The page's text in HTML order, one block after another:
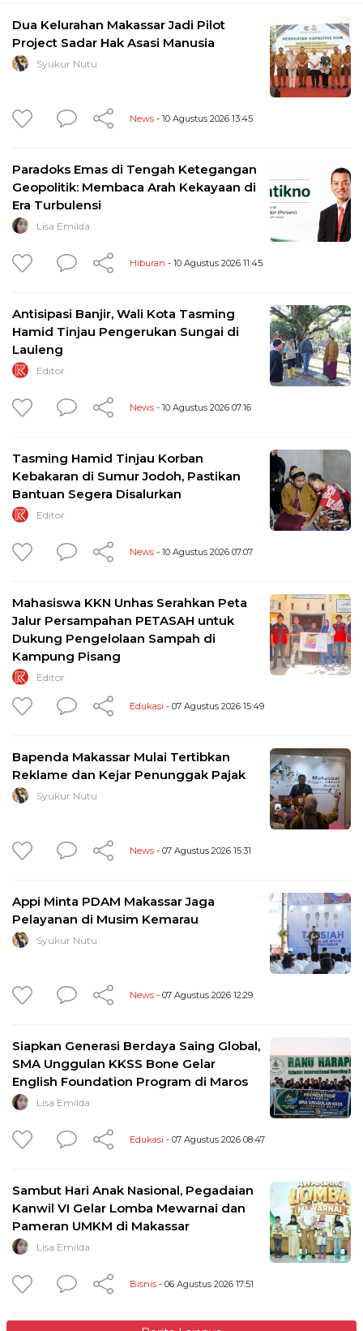
Dua Kelurahan Makassar Jadi Pilot
Project Sadar Hak Asasi Manusia
Syukur Nutu
News - 10 Agustus 2026 13:45
Paradoks Emas di Tengah Ketegangan
Geopolitik: Membaca Arah Kekayaan di
Era Turbulensi
Lisa Emilda
Hiburan - 10 Agustus 2026 11:45
Antisipasi Banjir, Wali Kota Tasming
Hamid Tinjau Pengerukan Sungai di
Lauleng
Editor
News - 10 Agustus 2026 07:16
Tasming Hamid Tinjau Korban
Kebakaran di Sumur Jodoh, Pastikan
Bantuan Segera Disalurkan
Editor
News - 10 Agustus 2026 07:07
Mahasiswa KKN Unhas Serahkan Peta
Jalur Persampahan PETASAH untuk
Dukung Pengelolaan Sampah di
Kampung Pisang
Editor
Edukasi - 07 Agustus 2026 15:49
Bapenda Makassar Mulai Tertibkan
Reklame dan Kejar Penunggak Pajak
Syukur Nutu
News - 07 Agustus 2026 15:31
Appi Minta PDAM Makassar Jaga
Pelayanan di Musim Kemarau
Syukur Nutu
News - 07 Agustus 2026 12:29
Siapkan Generasi Berdaya Saing Global,
SMA Unggulan KKSS Bone Gelar
English Foundation Program di Maros
Lisa Emilda
Edukasi - 07 Agustus 2026 08:47
Sambut Hari Anak Nasional, Pegadaian
Kanwil VI Gelar Lomba Mewarnai dan
Pameran UMKM di Makassar
Lisa Emilda
Bisnis - 06 Agustus 2026 17:51